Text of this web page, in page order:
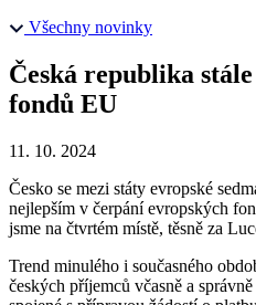
Všechny novinky
Česká republika
fondů EU
11. 10. 2024
Česko se mezi státy evropské
nejlepším v čerpání evropských
jsme na čtvrtém místě, těsně za
Trend minulého i současného
českých příjemců včasně a